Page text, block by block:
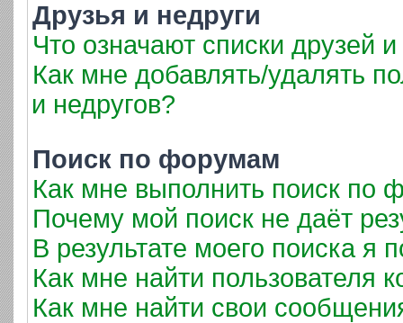
Друзья и недруги
Что означают списки друзей и
Как мне добавлять/удалять
и недругов?
Поиск по форумам
Как мне выполнить поиск по
Почему мой поиск не даёт
В результате моего поиска я
Как мне найти пользователя
Как мне найти свои